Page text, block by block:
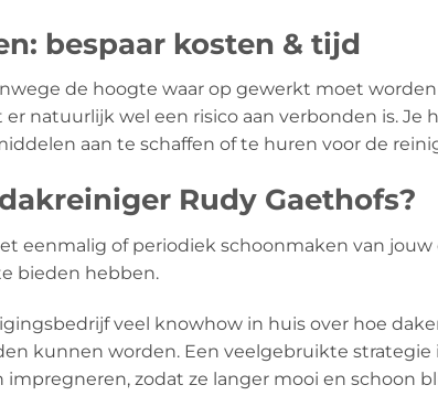
bespaar kosten & tijd
de hoogte waar op gewerkt moet
natuurlijk wel een risico aan verbonden is. Je
aan te schaffen of te huren voor de
Rudy Gaethofs?
eenmalig of periodiek schoonmaken van
bieden hebben.
veel knowhow in huis over hoe
kunnen worden. Een veelgebruikte
zodat ze langer mooi en schoon